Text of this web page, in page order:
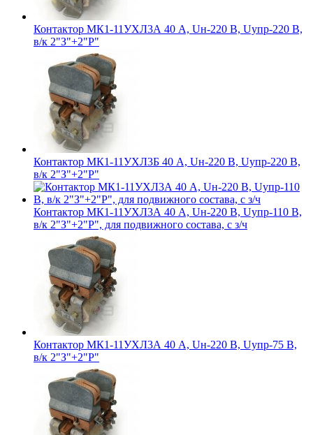
Контактор МК1-11УХЛ3А 40 А, Uн-220 В, Uупр-220 В,
в/к 2"З"+2"Р"
Контактор МК1-11УХЛ3Б 40 А, Uн-220 В, Uупр-220 В,
в/к 2"З"+2"Р"
Контактор МК1-11УХЛ3А 40 А, Uн-220 В, Uупр-110 В,
в/к 2"З"+2"Р", для подвижного состава, с з/ч
Контактор МК1-11УХЛ3А 40 А, Uн-220 В, Uупр-75 В,
в/к 2"З"+2"Р"